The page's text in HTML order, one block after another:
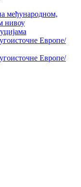
међународном,
нивоу
Европе/
Европе/